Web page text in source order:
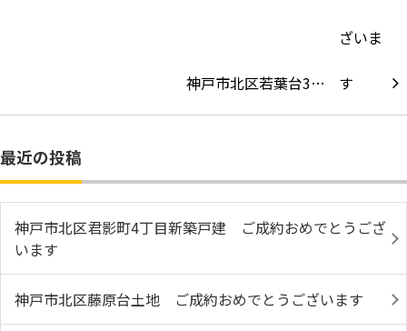
神戸市北区若葉台3…
最近の投稿
神戸市北区君影町4丁目新築戸建 ご成約おめでとうござ
います
神戸市北区藤原台土地 ご成約おめでとうございます